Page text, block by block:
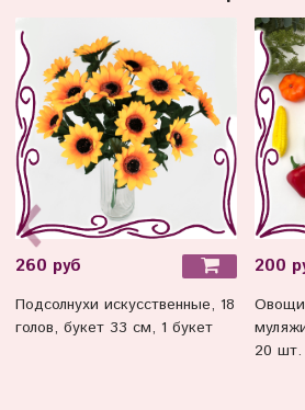
260 руб
Подсолнухи искусственные, 18
голов, букет 33 см, 1 букет
200
Овощи
20 шт.